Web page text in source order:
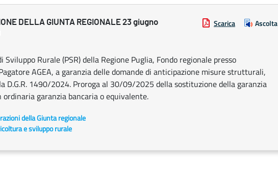
DELLA GIUNTA REGIONALE 23 giugno
Scarica Ascolta
Sviluppo Rurale (PSR) della Regione Puglia, Fondo regionale presso
AGEA, a garanzia delle domande di anticipazione misure strutturali,
D.G.R. 1490/2024. Proroga al 30/09/2025 della sostituzione della garanzia
ordinaria garanzia bancaria o equivalente.
della Giunta regionale
e sviluppo rurale